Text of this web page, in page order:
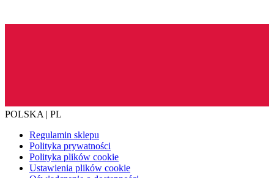
POLSKA | PL
Regulamin sklepu
Polityka prywatności
Polityka plików cookie
Ustawienia plików cookie